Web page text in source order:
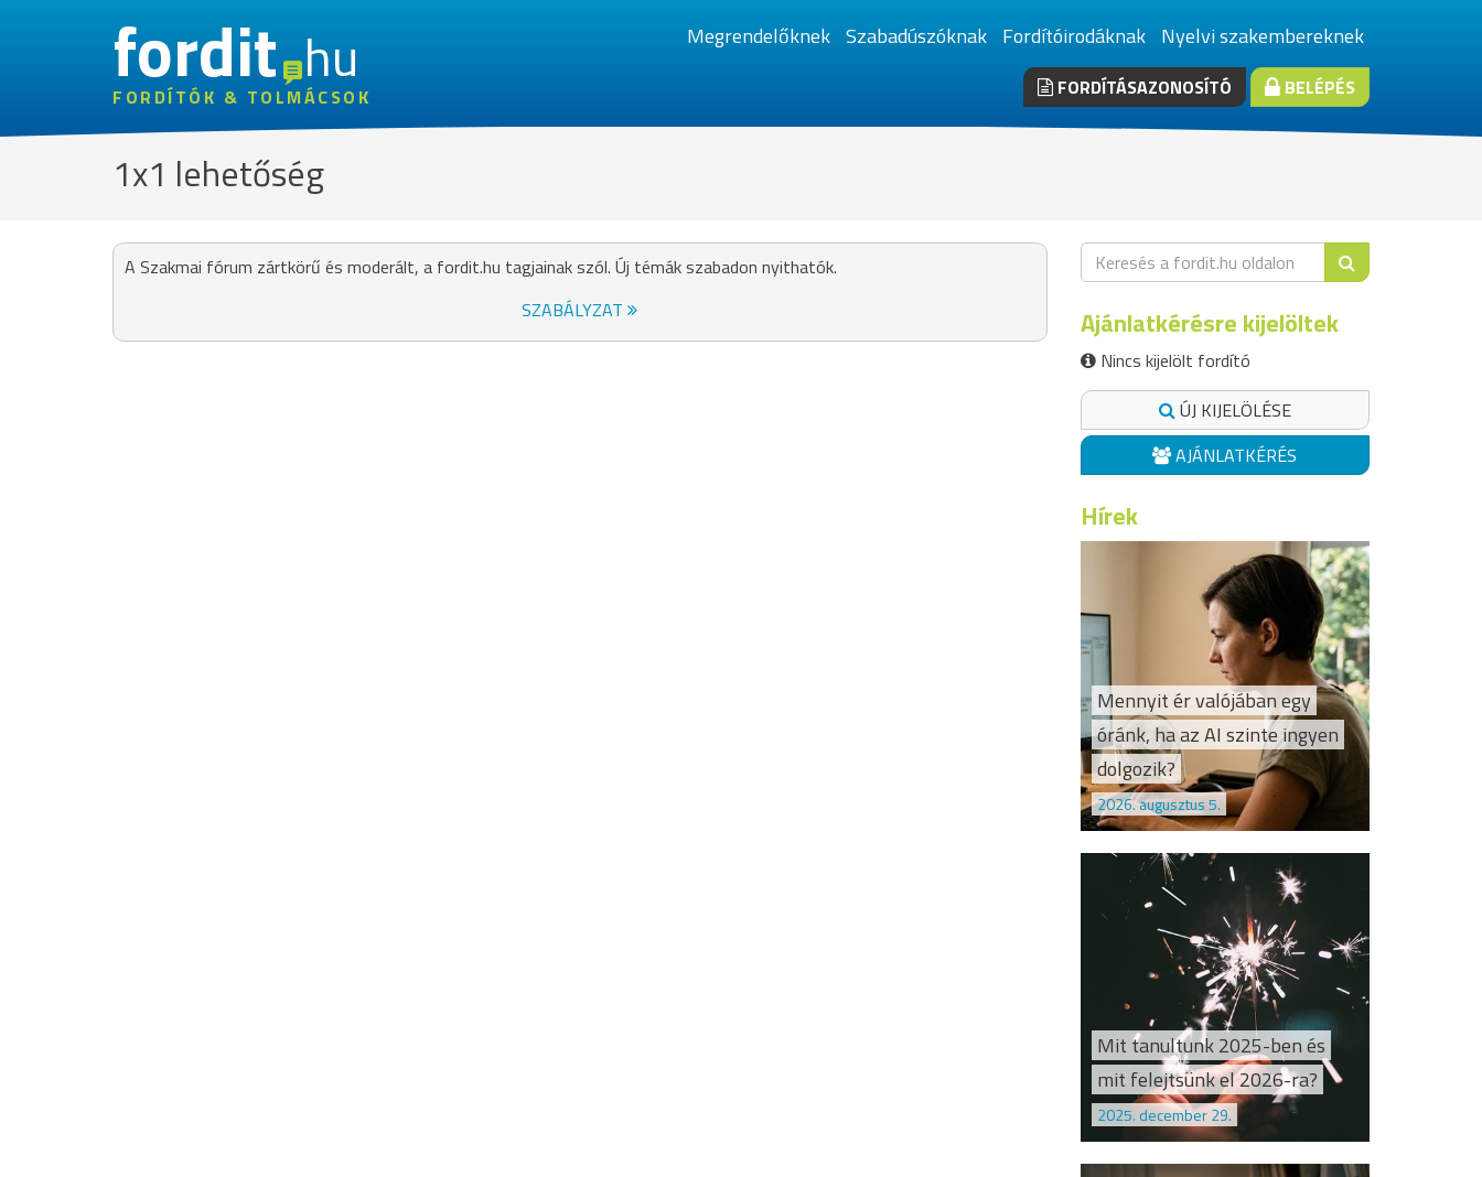
fordithu
FORDÍTÓK & TOLMÁCSOK
Megrendelőknek Szabadúszóknak Fordítóirodáknak Nyelvi szakembereknek
FORDÍTÁSAZONOSÍTÓ BELÉPÉS
1x1 lehetőség
A Szakmai fórum zártkörű és moderált, a fordit.hu tagjainak szól. Új témák szabadon nyithatók.
SZABÁLYZAT
Ajánlatkérésre kijelöltek
Nincs kijelölt fordító
ÚJ KIJELÖLÉSE
AJÁNLATKÉRÉS
Hírek
Mennyit ér valójában egy
óránk, ha az AI szinte ingyen
dolgozik?
2026. augusztus 5.
Mit tanultunk 2025-ben és
mit felejtsünk el 2026-ra?
2025. december 29.